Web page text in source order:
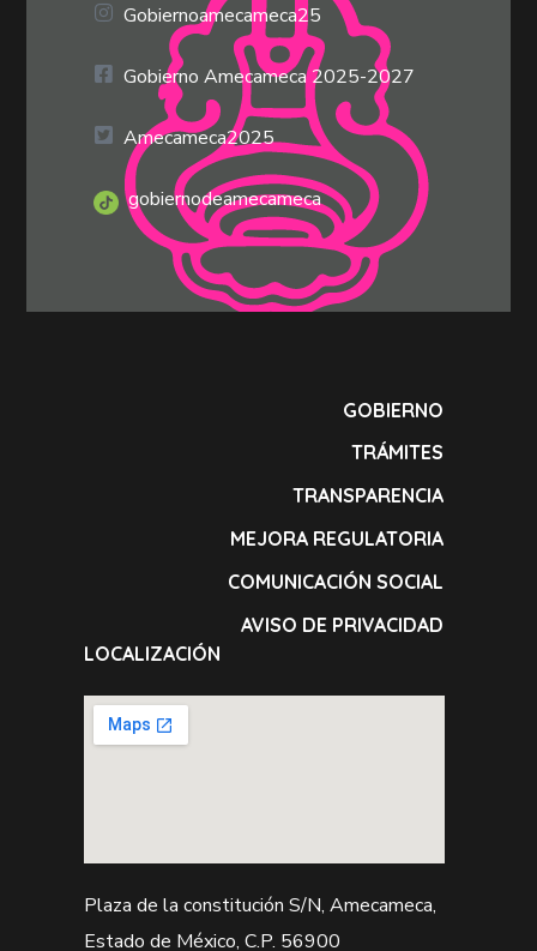
Gobiernoamecameca25
Gobierno Amecameca 2025-2027
Amecameca2025
gobiernodeamecameca
GOBIERNO
TRÁMITES
TRANSPARENCIA
MEJORA REGULATORIA
COMUNICACIÓN SOCIAL
AVISO DE PRIVACIDAD
LOCALIZACIÓN
Plaza de la constitución S/N, Amecameca,
Estado de México, C.P. 56900